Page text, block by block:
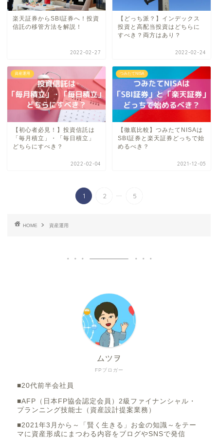
楽天証券からSBI証券へ！投資
信託の移管方法を解説！
2022-02-27
【どっち派？】インデックス
投資と高配当投資はどちらに
すべき？両方はあり？
2022-02-24
資産運用
【初心者必見！】投資信託は
「毎月積立」・「毎日積立」
どちらにすべき？
2022-02-04
つみたてNISA
【徹底比較】つみたてNISAは
SBI証券と楽天証券どっちで始
めるべき？
2021-12-05
1 2 ... 5
HOME 資産運用
FPブロガー
ムツヲ
■20代前半会社員
■AFP（日本FP協会認定会員）2級ファイナンシャル・
プランニング技能士（資産設計提案業務）
■2021年3月から～「賢く生きる」お金の知識～をテー
マに資産形成にまつわる内容をブログやSNSで発信